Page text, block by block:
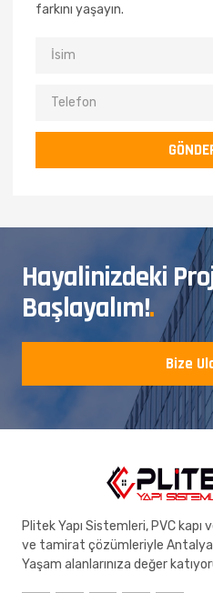
farkını yaşayın.
Hayalinizdeki
Başlayalım!.
Bize
Plitek Yapı Sistemleri, PVC
ve tamirat çözümleriyle
Yaşam alanlarınıza değer